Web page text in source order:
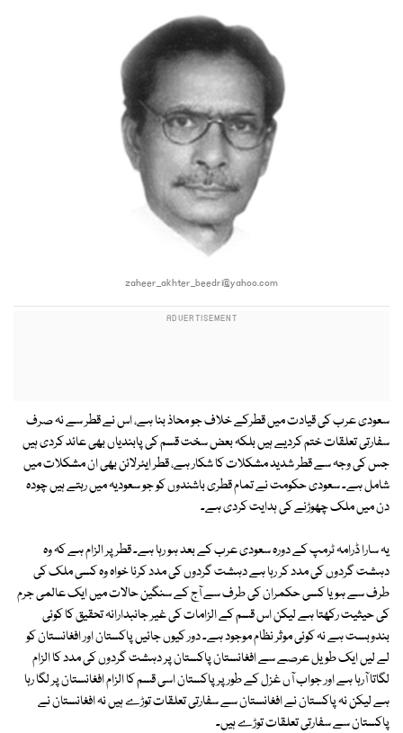
zaheer_akhter_beedri@yahoo.com
سعودی عرب کی قیادت میں قطرکے خلاف جو محاذ بنا ہے، اس نے قطر سے نہ صرف
سفارتی تعلقات ختم کردیے ہیں بلکہ بعض سخت قسم کی پابندیاں بھی عائد کردی ہیں
جس کی وجہ سے قطر شدید مشکلات کا شکار ہے، قطر ایئرلائن بھی ان مشکلات میں
شامل ہے۔ سعودی حکومت نے تمام قطری باشندوں کو جو سعودیہ میں رہتے ہیں چودہ
دن میں ملک چھوڑنے کی ہدایت کردی ہے۔
یہ سارا ڈرامہ ٹرمپ کے دورہ سعودی عرب کے بعد ہو رہا ہے۔ قطر پر الزام ہے کہ وہ
دہشت گردوں کی مدد کر رہا ہے دہشت گردوں کی مدد کرنا خواہ وہ کسی ملک کی
طرف سے ہو یا کسی حکمران کی طرف سے آج کے سنگین حالات میں ایک عالمی جرم
کی حیثیت رکھتا ہے لیکن اس قسم کے الزامات کی غیر جانبدارانہ تحقیق کا کوئی
بندوبست ہے نہ کوئی موثر نظام موجود ہے۔ دور کیوں جائیں پاکستان اور افغانستان کو
لے لیں ایک طویل عرصے سے افغانستان پاکستان پر دہشت گردوں کی مدد کا الزام
لگاتا آرہا ہے اور جواب آں غزل کے طور پر پاکستان اسی قسم کا الزام افغانستان پر لگا رہا
ہے لیکن نہ پاکستان نے افغانستان سے سفارتی تعلقات توڑے ہیں نہ افغانستان نے
پاکستان سے سفارتی تعلقات توڑے ہیں۔